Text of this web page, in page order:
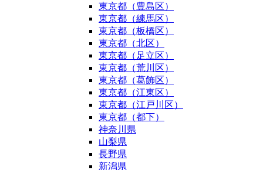
東京都（豊島区）
東京都（練馬区）
東京都（板橋区）
東京都（北区）
東京都（足立区）
東京都（荒川区）
東京都（葛飾区）
東京都（江東区）
東京都（江戸川区）
東京都（都下）
神奈川県
山梨県
長野県
新潟県